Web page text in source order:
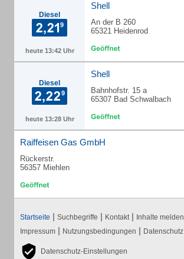
Diesel
heute 13:42 Uhr
Shell
An der B 260
65321 Heidenrod
Diesel
heute 13:28 Uhr
Shell
Bahnhofstr. 15 a
65307 Bad Schwalbach
Raiffeisen Gas GmbH
Rückerstr.
56357 Miehlen
Startseite | Suchbegriffe | Kontakt | Inhalte melden
Impressum | Nutzungsbedingungen | Datenschutz
Datenschutz-Einstellungen